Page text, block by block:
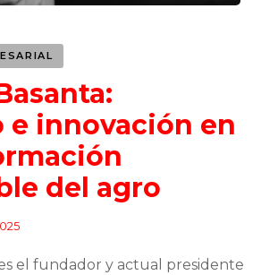
e innovación en
del agro
el fundador y actual presidente